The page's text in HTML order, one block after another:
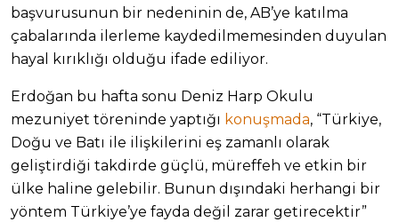
başvurusunun bir nedeninin de, AB’ye katılma
çabalarında ilerleme kaydedilmemesinden duyulan
hayal kırıklığı olduğu ifade ediliyor.
Erdoğan bu hafta sonu Deniz Harp Okulu
mezuniyet töreninde yaptığı konuşmada, “Türkiye,
Doğu ve Batı ile ilişkilerini eş zamanlı olarak
geliştirdiği takdirde güçlü, müreffeh ve etkin bir
ülke haline gelebilir. Bunun dışındaki herhangi bir
yöntem Türkiye’ye fayda değil zarar getirecektir”